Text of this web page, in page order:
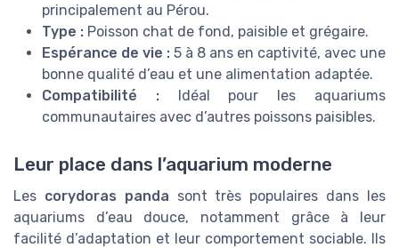
principalement au Pérou.
Type : Poisson chat de fond, paisible et grégaire.
Espérance de vie : 5 à 8 ans en captivité, avec une
bonne qualité d’eau et une alimentation adaptée.
Compatibilité :Idéal pour les aquariums
communautaires avec d’autres poissons paisibles.
Leur place dans l’aquarium moderne
Les corydoras panda sont très populaires dans les
aquariums d’eau douce, notamment grâce à leur
facilité d’adaptation et leur comportement sociable. Ils